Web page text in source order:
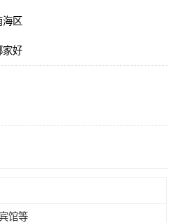
海区
家好
馆等